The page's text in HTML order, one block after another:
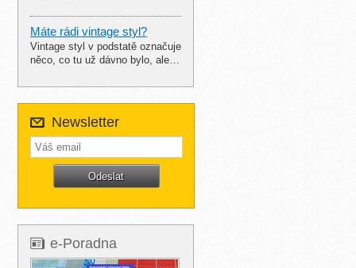
Máte rádi vintage styl?
Vintage styl v podstatě označuje
něco, co tu už dávno bylo, ale…
Newsletter
e-Poradna